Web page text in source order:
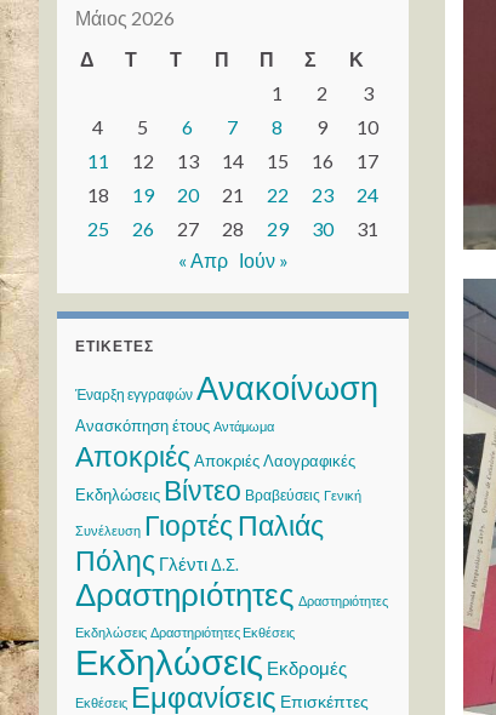
Μάιος 2026
Δ
Τ Τ Π Π Σ
Κ
1
2
3
4
5 6 7 8 9
10
11
12 13 14 15 16
17
18
19 20 21 22 23
24
25
26 27 28 29 30
31
« Απρ Ιούν »
ΕΤΙΚΈΤΕΣ
Έναρξη εγγραφών Ανακοίνωση
Ανασκόπηση έτους Αντάμωμα
Αποκριές Αποκριές Λαογραφικές
Εκδηλώσεις Βίντεο Βραβεύσεις Γενική
Συνέλευση Γιορτές Παλιάς
Πόλης ΓλέντιΔ.Σ.
Δραστηριότητες Δραστηριότητες
Εκδηλώσεις Δραστηριότητες Εκθέσεις
Εκδηλώσεις Εκδρομές
Εκθέσεις Εμφανίσεις Επισκέπτες